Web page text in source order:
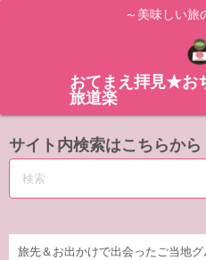
ス
ッ
～美味しい旅
おてまえ拝見★お
旅道楽
サイト内検索はこちらから
旅先＆お出かけで出会ったご当地